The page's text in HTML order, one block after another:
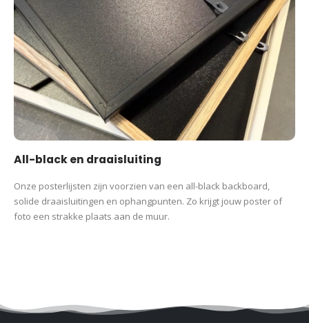
Andere populaire Nederlandse stadskaarten
Bekijk ook deze populaire stadskaarten:
Stadskaart Amsterdam
Stadskaart Rotterdam
Stadskaart Utrecht
Stadskaart Eindhoven
Stadskaart Tilburg
Stadskaart Leeuwarden
Stadskaart Zwolle
Stadskaart Den Haag / ‘s-Gravenhage
Stadskaart Apeldoorn
Stadskaart Almere
Productcategorieën:
All-black en draaisluiting
Onze posterlijsten zijn voorzien van een all-black backboard,
solide draaisluitingen en ophangpunten. Zo krijgt jouw poster of
foto een strakke plaats aan de muur.